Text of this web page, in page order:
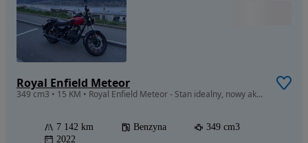
Royal Enfield Meteor
349 cm3 • 15 KM • Royal Enfield Meteor - Stan idealny, nowy akumulator
7 142 km Benzyna
349 cm3
2022